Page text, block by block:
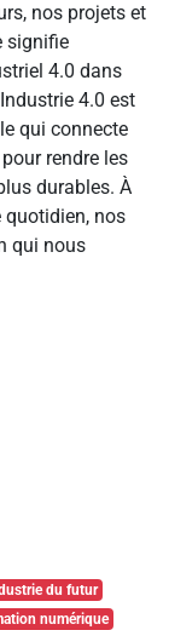
nos projets et
signifie
4.0 dans
4.0 est
qui connecte
rendre les
durables. À
quotidien, nos
qui nous
du futur
numérique